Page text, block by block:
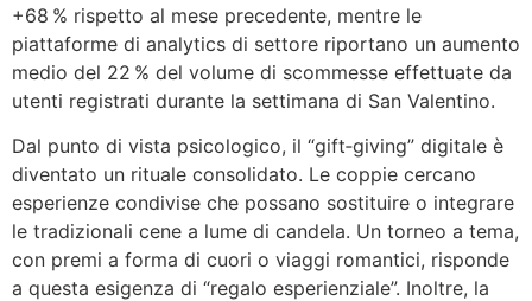
+68 % rispetto al mese precedente, mentre le
piattaforme di analytics di settore riportano un aumento
medio del 22 % del volume di scommesse effettuate da
utenti registrati durante la settimana di San Valentino.
Dal punto di vista psicologico, il “gift‑giving” digitale è
diventato un rituale consolidato. Le coppie cercano
esperienze condivise che possano sostituire o integrare
le tradizionali cene a lume di candela. Un torneo a tema,
con premi a forma di cuori o viaggi romantici, risponde
a questa esigenza di “regalo esperienziale”. Inoltre, la